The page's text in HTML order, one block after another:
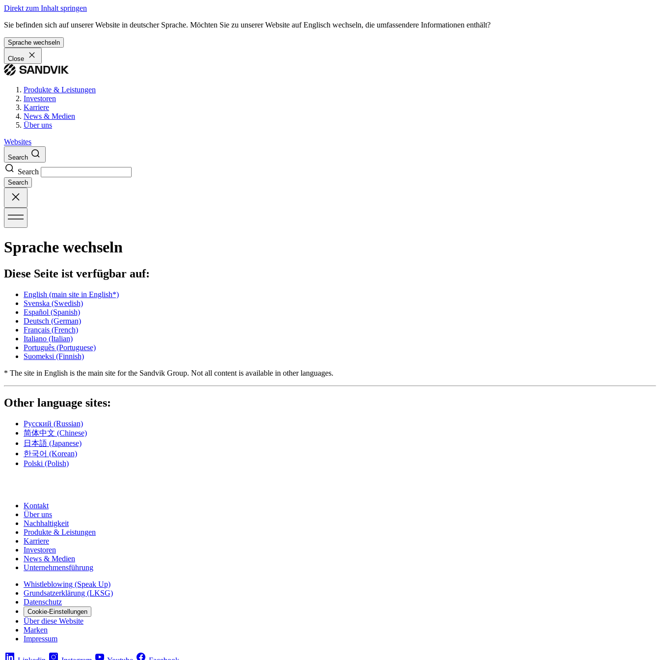
Direkt zum Inhalt springen
Sie befinden sich auf unserer Website in deutscher Sprache. Möchten Sie zu unserer Website auf Englisch wechseln, die umfassendere Informationen enthält?
Sprache wechseln
Close
Produkte & Leistungen
Investoren
Karriere
News & Medien
Über uns
Websites
Search
Search
Search
Sprache wechseln
Diese Seite ist verfügbar auf:
English (main site in English*)
Svenska (Swedish)
Español (Spanish)
Deutsch (German)
Français (French)
Italiano (Italian)
Português (Portuguese)
Suomeksi (Finnish)
* The site in English is the main site for the Sandvik Group. Not all content is available in other languages.
Other language sites:
Русский (Russian)
简体中文 (Chinese)
日本語 (Japanese)
한국어 (Korean)
Polski (Polish)
Kontakt
Über uns
Nachhaltigkeit
Produkte & Leistungen
Karriere
Investoren
News & Medien
Unternehmensführung
Whistleblowing (Speak Up)
Grundsatzerklärung (LKSG)
Datenschutz
Cookie-Einstellungen
Über diese Website
Marken
Impressum